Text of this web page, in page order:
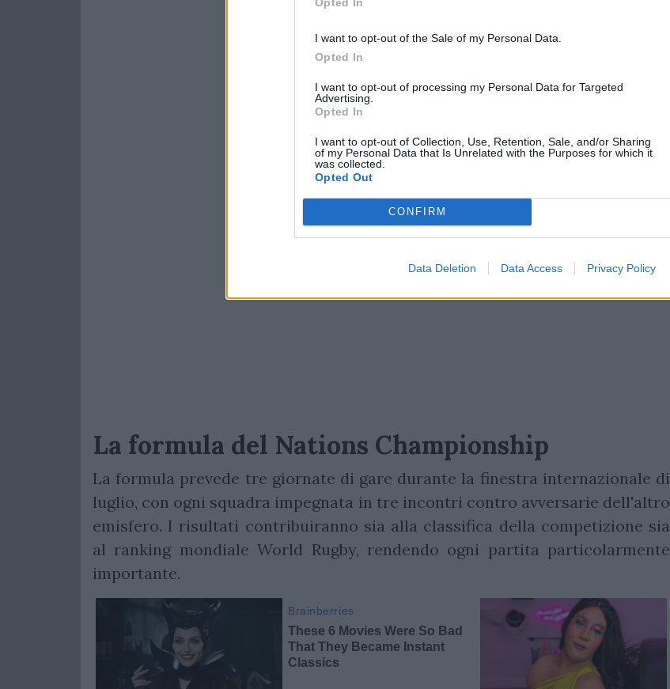
I want to opt-out of the Sale of my Personal Data.
Opted In
I want to opt-out of processing my Personal Data for Targeted
Advertising.
Opted In
I want to opt-out of Collection, Use, Retention, Sale, and/or Sharing
of my Personal Data that Is Unrelated with the Purposes for which it
was collected.
Opted Out
CONFIRM
Data Deletion Data Access Privacy Policy
La formula del Nations Championship
La formula prevede tre giornate di gare durante la finestra internazionale di
luglio, con ogni squadra impegnata in tre incontri contro avversarie dell'altro
emisfero. I risultati contribuiranno sia alla classifica della competizione sia
al ranking mondiale World Rugby, rendendo ogni partita particolarmente
importante.